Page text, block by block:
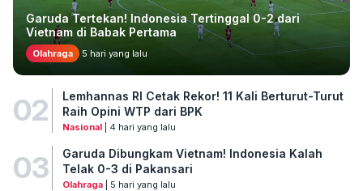
Garuda Tertekan! Indonesia Tertinggal 0-2 dari
Vietnam di Babak Pertama
Olahraga 5 hari yang lalu
02
Lemhannas RI Cetak Rekor! 11 Kali Berturut-Turut
Raih Opini WTP dari BPK
Nasional| 4 hari yang lalu
03
Garuda Dibungkam Vietnam! Indonesia Kalah
Telak 0-3 di Pakansari
Olahraga| 5 hari yang lalu